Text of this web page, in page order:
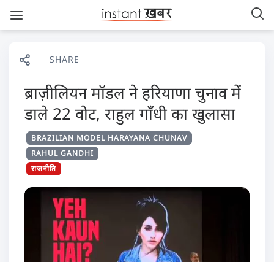
SHARE
ब्राज़ीलियन मॉडल ने हरियाणा चुनाव में
डाले 22 वोट, राहुल गाँधी का खुलासा
BRAZILIAN MODEL HARAYANA CHUNAV
RAHUL GANDHI
राजनीति